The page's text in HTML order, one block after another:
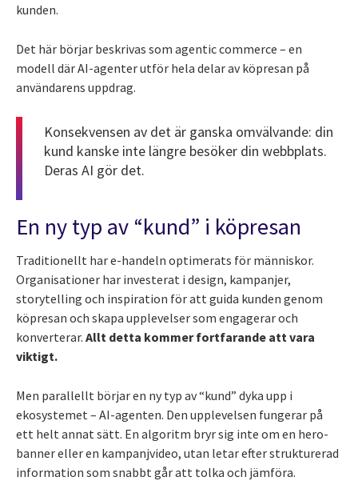
kunden.
Det här börjar beskrivas som agentic commerce – en
modell där AI-agenter utför hela delar av köpresan på
användarens uppdrag.
Konsekvensen av det är ganska omvälvande: din
kund kanske inte längre besöker din webbplats.
Deras AI gör det.
En ny typ av “kund” i köpresan
Traditionellt har e-handeln optimerats för människor.
Organisationer har investerat i design, kampanjer,
storytelling och inspiration för att guida kunden genom
köpresan och skapa upplevelser som engagerar och
konverterar. Allt detta kommer fortfarande att vara
viktigt.
Men parallellt börjar en ny typ av “kund” dyka upp i
ekosystemet – AI-agenten. Den upplevelsen fungerar på
ett helt annat sätt. En algoritm bryr sig inte om en hero-
banner eller en kampanjvideo, utan letar efter strukturerad
information som snabbt går att tolka och jämföra.